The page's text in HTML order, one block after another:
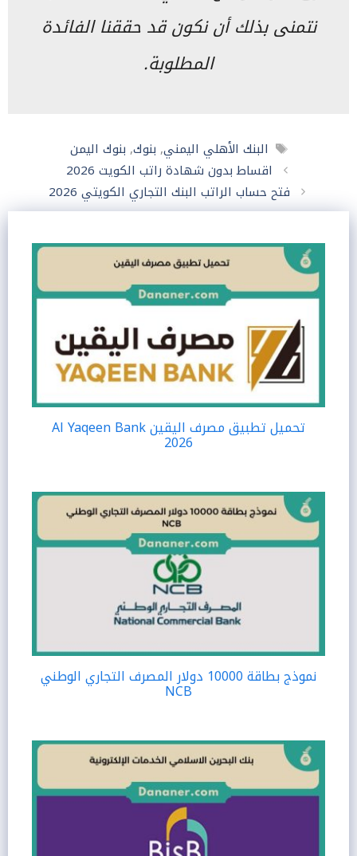
نتمنى بذلك أن نكون قد حققنا الفائدة
المطلوبة.
الوسوم
البنك الأهلي اليمني, بنوك, بنوك اليمن
اقساط بدون شهادة راتب الكويت 2026
فتح حساب الراتب البنك التجاري الكويتي 2026
تحميل تطبيق مصرف اليقين Al Yaqeen Bank
2026
نموذج بطاقة 10000 دولار المصرف التجاري الوطني
NCB